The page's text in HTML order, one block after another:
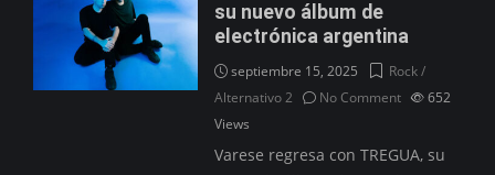
su nuevo álbum de
electrónica argentina
septiembre 15, 2025
Rock /
Alternativo 2
No Comment
652
Views
Varese regresa con TREGUA, su